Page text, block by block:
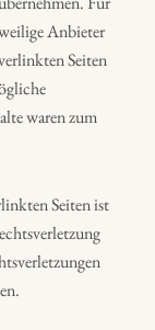
Anbieter
Seiten
waren zum
Seiten ist